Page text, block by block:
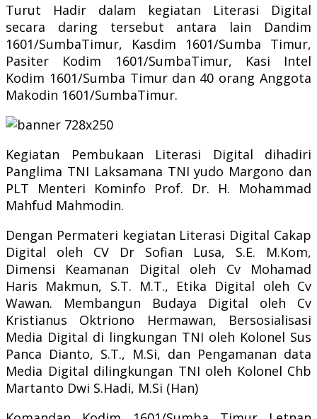
Turut Hadir dalam kegiatan Literasi Digital
secara daring tersebut antara lain Dandim
1601/SumbaTimur, Kasdim 1601/Sumba Timur,
Pasiter Kodim 1601/SumbaTimur, Kasi Intel
Kodim 1601/Sumba Timur dan 40 orang Anggota
Makodin 1601/SumbaTimur.
Kegiatan Pembukaan Literasi Digital dihadiri
Panglima TNI Laksamana TNI yudo Margono dan
PLT Menteri Kominfo Prof. Dr. H. Mohammad
Mahfud Mahmodin.
Dengan Permateri kegiatan Literasi Digital Cakap
Digital oleh CV Dr Sofian Lusa, S.E. M.Kom,
Dimensi Keamanan Digital oleh Cv Mohamad
Haris Makmun, S.T. M.T., Etika Digital oleh Cv
Wawan. Membangun Budaya Digital oleh Cv
Kristianus Oktriono Hermawan, Bersosialisasi
Media Digital di lingkungan TNI oleh Kolonel Sus
Panca Dianto, S.T., M.Si, dan Pengamanan data
Media Digital dilingkungan TNI oleh Kolonel Chb
Martanto Dwi S.Hadi, M.Si (Han)